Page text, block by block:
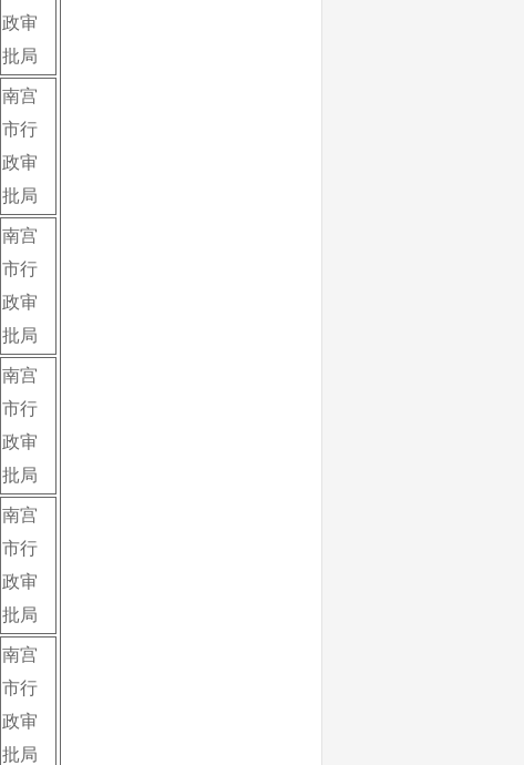
政审
批局
南宫
市行
政审
批局
南宫
市行
政审
批局
南宫
市行
政审
批局
南宫
市行
政审
批局
南宫
市行
政审
批局